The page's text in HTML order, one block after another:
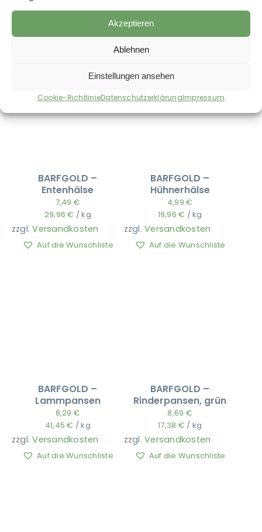
Akzeptieren
Ablehnen
Einstellungen ansehen
Cookie-RichtlinieDatenschutzerklärungImpressum
zzgl.
BARFGOLD –
Entenhälse
7,49 €
29,96€ /kg
zzgl.Versandkosten
Auf die Wunschliste
BARFGOLD –
Hühnerhälse
4,99€
19,96€ /kg
zzgl.Versandkosten
Auf die Wunschliste
BARFGOLD –
Lammpansen
8,29 €
41,45€ /kg
zzgl.Versandkosten
Auf die Wunschliste
BARFGOLD –
Rinderpansen, grün
8,69 €
17,38 € / kg
zzgl.Versandkosten
Auf die Wunschliste